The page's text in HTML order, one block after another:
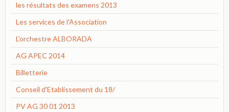
les résultats des examens 2013
Les services de l'Association
L'orchestre ALBORADA
AG APEC 2014
Billetterie
Conseil d'Etablissement du 18/
PV AG 30 01 2013